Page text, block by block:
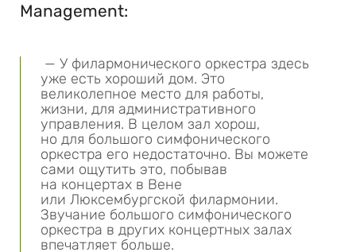
Management:
— У филармонического оркестра здесь
уже есть хороший дом. Это
великолепное место для работы,
жизни, для административного
управления. В целом зал хорош,
но для большого симфонического
оркестра его недостаточно. Вы можете
сами ощутить это, побывав
на концертах в Вене
или Люксембургской филармонии.
Звучание большого симфонического
оркестра в других концертных залах
впечатляет больше.